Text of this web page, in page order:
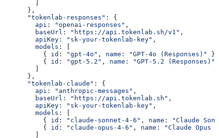
      },
      "tokenlab-responses"
: {
        api
: "openai-responses" ,
        baseUrl
: "https://api.tokenlab.sh/v1" ,
        apiKey
: "sk-your-tokenlab-key" ,
        models
: [
          {
id : "gpt-4o" , name : "GPT-4o (Responses)"
},
          {
id : "gpt-5.2" , name : "GPT-5.2 (Responses)"
      },
      "tokenlab-claude"
: {
        api
: "anthropic-messages" ,
        baseUrl
: "https://api.tokenlab.sh" ,
        apiKey
: "sk-your-tokenlab-key" ,
        models
: [
          {
id : "claude-sonnet-4-6" , name :
"Claude
          {
id : "claude-opus-4-6" , name :
"Claude Opus